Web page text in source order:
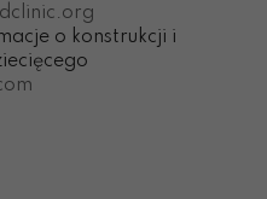
o konstrukcji i